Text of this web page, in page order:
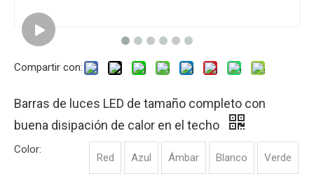
Compartir con:
Barras de luces LED de tamaño completo con
buena disipación de calor en el techo
Color:
Red Azul Ámbar Blanco Verde